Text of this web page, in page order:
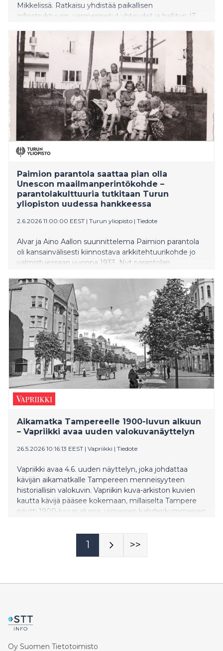
Mikkelissä. Ratkaisu yhdistää paikallisen
infrastruktuurin, varmennetut yhteydet ja hallitun IT
tulevaisuudessa.
Paimion parantola saattaa pian olla
Unescon maailmanperintökohde –
parantolakulttuuria tutkitaan Turun
yliopiston uudessa hankkeessa
2.6.2026 11:00:00 EEST | Turun yliopisto | Tiedote
Alvar ja Aino Aallon suunnittelema Paimion parantola
oli kansainvälisesti kiinnostava arkkitehtuurikohde jo
valmistuessaan vuonna 1933. Nyt parantolan
tietokirja.
Aikamatka Tampereelle 1900-luvun alkuun
– Vapriikki avaa uuden valokuvanäyttelyn
26.5.2026 10:16:13 EEST | Vapriikki | Tiedote
Vapriikki avaa 4.6. uuden näyttelyn, joka johdattaa
kävijän aikamatkalle Tampereen menneisyyteen
historiallisin valokuvin. Vapriikin kuva-arkiston kuvien
kautta kävijä pääsee kokemaan, millaiselta Tampere
näytti 1900-luvun alussa, viimeisen kahdenkymmenen
teollisuuskaupunki rakennuksineen, katuineen,
toreineen, tehtaineen ja ihmisineen.
1 >>
Oy Suomen Tietotoimisto